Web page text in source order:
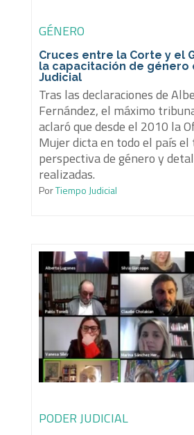
GÉNERO
Cruces entre la Corte y el
la capacitación de género
Judicial
Tras las declaraciones de
Fernández, el máximo
aclaró que desde el 2010 la
Mujer dicta en todo el país
perspectiva de género y
realizadas.
PorTiempo Judicial
PODER JUDICIAL